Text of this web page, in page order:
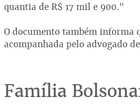
quantia de R$ 17 mil e 900."
O documento também informa
acompanhada pelo advogado
Família